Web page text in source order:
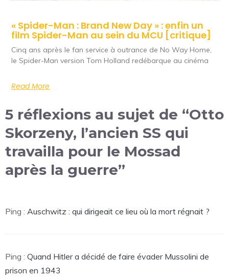
« Spider-Man : Brand New Day » : enfin un
film Spider-Man au sein du MCU [critique]
Cinq ans après le fan service à outrance de No Way Home,
le Spider-Man version Tom Holland redébarque au cinéma
Read More
5 réflexions au sujet de “Otto
Skorzeny, l’ancien SS qui
travailla pour le Mossad
après la guerre”
Ping : Auschwitz : qui dirigeait ce lieu où la mort régnait ?
Ping : Quand Hitler a décidé de faire évader Mussolini de
prison en 1943